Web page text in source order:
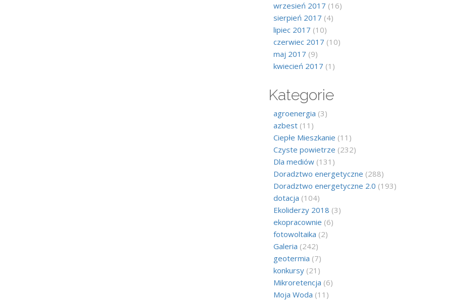
wrzesień 2017 (16)
sierpień 2017 (4)
lipiec 2017 (10)
czerwiec 2017 (10)
maj 2017 (9)
kwiecień 2017 (1)
Kategorie
agroenergia (3)
azbest(11)
Ciepłe Mieszkanie (11)
Czyste powietrze (232)
Dla mediów(131)
Doradztwo energetyczne (288)
Doradztwo energetyczne 2.0 (193)
dotacja (104)
Ekoliderzy 2018 (3)
ekopracownie (6)
fotowoltaika (2)
Galeria (242)
geotermia (7)
konkursy(21)
Mikroretencja (6)
Moja Woda (11)